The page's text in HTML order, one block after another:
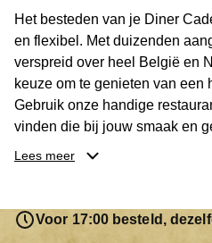
niet alleen een diner, maar een
Het besteden van je Diner
en flexibel. Met duizenden
verspreid over heel België en
keuze om te genieten van een
Gebruik onze handige
vinden die bij jouw smaak en
je keuze hebt gemaakt, kun je
resterende bedrag blijft
later worden gebruikt. Zo
Lees meer
Voor 17:00 besteld,